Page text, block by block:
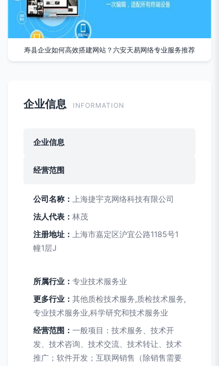
寿县企业如何高效搭建网站？六安天易网络专业服务推荐
企业信息 INFORMATION
企业信息
经营范围
公司名称： 上海捷宇克网络科技有限公司
法人代表： 林茂
注册地址： 上海市嘉定区沪宜公路1185号1
幢1层J
所属行业： 专业技术服务业
更多行业： 其他质检技术服务,质检技术服务,
专业技术服务业,科学研究和技术服务业
经营范围： 一般项目：技术服务、技术开
发、技术咨询、技术交流、技术转让、技术
推广；软件开发；互联网销售（除销售需要